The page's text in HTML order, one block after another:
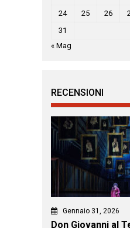
24
25 26
31
« Mag
RECENSIONI
Gennaio 31, 2026
Don Giovanni al